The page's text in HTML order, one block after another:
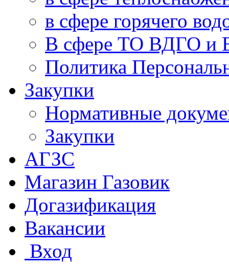
в сфере горячего
В сфере ТО ВДГО и
Политика
Закупки
Нормативные
Закупки
АГЗС
Магазин Газовик
Догазификация
Вакансии
Вход